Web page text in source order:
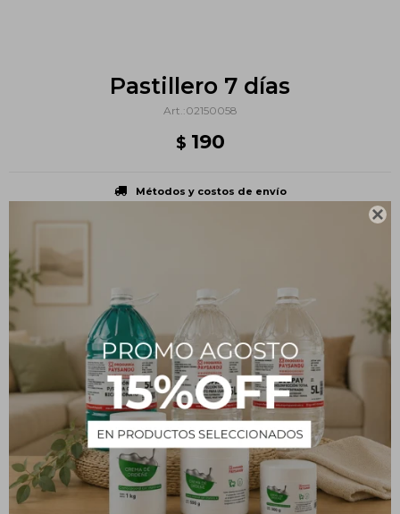

Pastillero 7 días
02150058
$ 190
Métodos y costos de envío
PRODUCTOS QUE TE PUEDEN INTERESAR